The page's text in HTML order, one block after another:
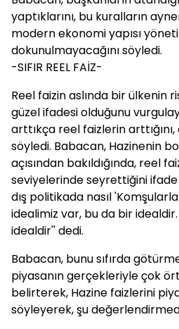
yaptıklarını, bu kuralların
modern ekonomi yapısı
dokunulmayacağını söyledi.
-SIFIR REEL FAİZ-
Reel faizin aslında bir ülkenin
güzel ifadesi olduğunu
arttıkça reel faizlerin
söyledi. Babacan, Hazinenin
açısından bakıldığında, reel
seviyelerinde seyrettiğini
dış politikada nasıl
idealimiz var, bu da bir idealdir.
idealdir'' dedi.
Babacan, bunu sıfırda
piyasanın gerçekleriyle çok
belirterek, Hazine faizlerini
söyleyerek, şu